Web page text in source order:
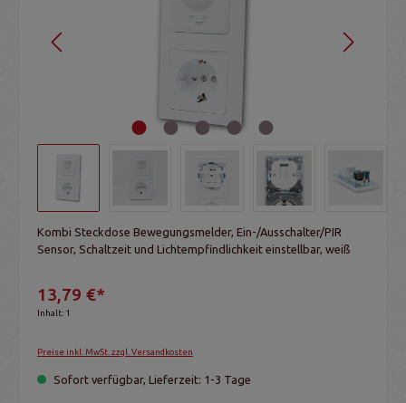
Kombi Steckdose Bewegungsmelder, Ein-/Ausschalter/PIR
Sensor, Schaltzeit und Lichtempfindlichkeit einstellbar, weiß
13,79 €*
Inhalt: 1
Preise inkl. MwSt. zzgl. Versandkosten
Sofort verfügbar, Lieferzeit: 1-3 Tage